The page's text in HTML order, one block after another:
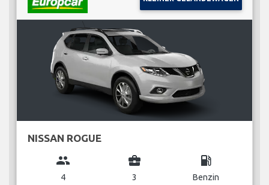
NISSAN ROGUE
group
4
business_center
3
local_gas_station
Benzin